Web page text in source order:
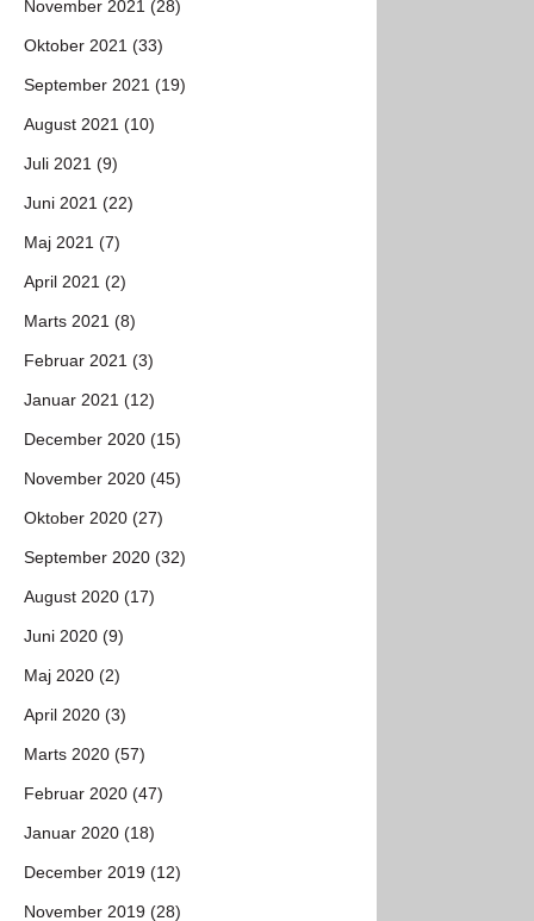
November 2021 (28)
Oktober 2021 (33)
September 2021 (19)
August 2021 (10)
Juli 2021 (9)
Juni 2021 (22)
Maj 2021 (7)
April 2021 (2)
Marts 2021 (8)
Februar 2021 (3)
Januar 2021 (12)
December 2020 (15)
November 2020 (45)
Oktober 2020 (27)
September 2020 (32)
August 2020 (17)
Juni 2020 (9)
Maj 2020 (2)
April 2020 (3)
Marts 2020 (57)
Februar 2020 (47)
Januar 2020 (18)
December 2019 (12)
November 2019 (28)